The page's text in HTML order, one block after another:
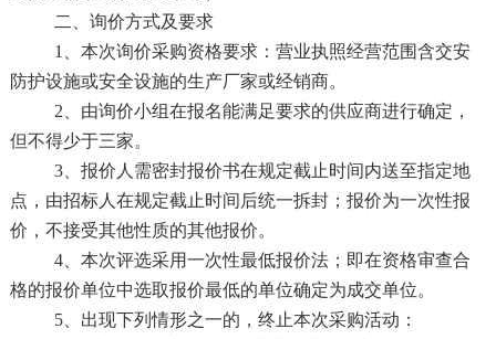
二、询价方式及要求
1、本次询价采购资格要求：营业执照经营范围含交安
防护设施或安全设施的生产厂家或经销商。
2、由询价小组在报名能满足要求的供应商进行确定，
但不得少于三家。
3、报价人需密封报价书在规定截止时间内送至指定地
点，由招标人在规定截止时间后统一拆封；报价为一次性报
价，不接受其他性质的其他报价。
4、本次评选采用一次性最低报价法；即在资格审查合
格的报价单位中选取报价最低的单位确定为成交单位。
5、出现下列情形之一的，终止本次采购活动：